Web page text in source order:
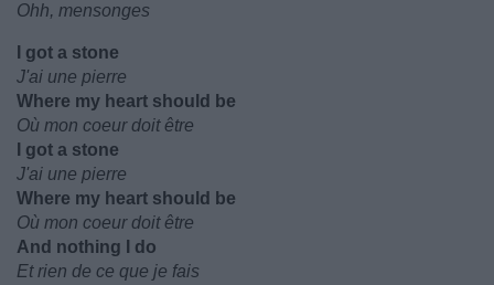
Ohh, mensonges
I got a stone
J'ai une pierre
Where my heart should be
Où mon coeur doit être
I got a stone
J'ai une pierre
Where my heart should be
Où mon coeur doit être
And nothing I do
Et rien de ce que je fais